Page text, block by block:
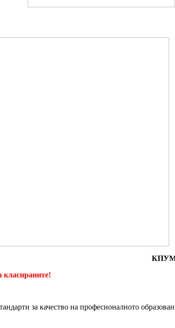
класираните!
за качество на професионалното